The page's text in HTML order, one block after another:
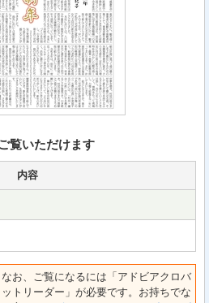
覧いただけます
内容
なお、ご覧になるには「アドビアクロバ
ットリーダー」が必要です。お持ちでな